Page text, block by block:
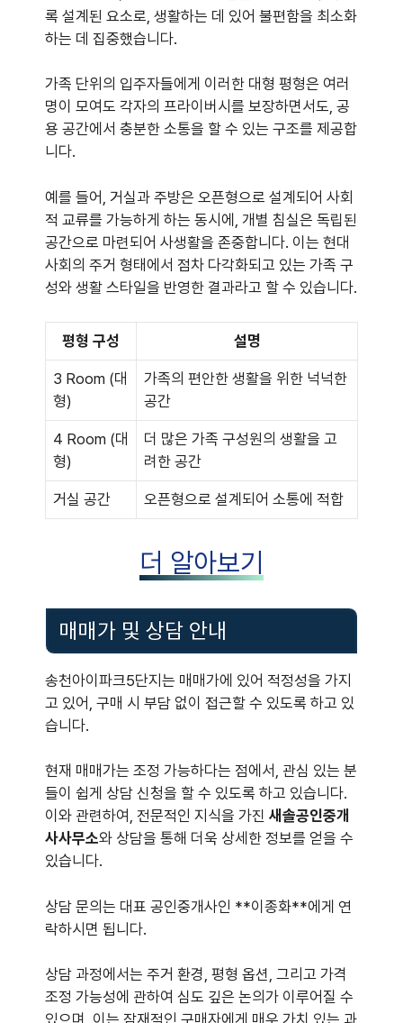
록 설계된 요소로, 생활하는 데 있어 불편함을 최소화
하는 데 집중했습니다.
가족 단위의 입주자들에게 이러한 대형 평형은 여러
명이 모여도 각자의 프라이버시를 보장하면서도, 공
용 공간에서 충분한 소통을 할 수 있는 구조를 제공합
니다.
예를 들어, 거실과 주방은 오픈형으로 설계되어 사회
적 교류를 가능하게 하는 동시에, 개별 침실은 독립된
공간으로 마련되어 사생활을 존중합니다. 이는 현대
사회의 주거 형태에서 점차 다각화되고 있는 가족 구
성와 생활 스타일을 반영한 결과라고 할 수 있습니다.
평형 구성 설명
3 Room (대
형)
가족의 편안한 생활을 위한 넉넉한
공간
4 Room (대
형)
더 많은 가족 구성원의 생활을 고
려한 공간
거실 공간 오픈형으로 설계되어 소통에 적합
더 알아보기
매매가 및 상담 안내
송천아이파크5단지는 매매가에 있어 적정성을 가지
고 있어, 구매 시 부담 없이 접근할 수 있도록 하고 있
습니다.
현재 매매가는 조정 가능하다는 점에서, 관심 있는 분
들이 쉽게 상담 신청을 할 수 있도록 하고 있습니다.
이와 관련하여, 전문적인 지식을 가진 새솔공인중개
사사무소와 상담을 통해 더욱 상세한 정보를 얻을 수
있습니다.
상담 문의는 대표 공인중개사인 **이종화**에게 연
락하시면 됩니다.
상담 과정에서는 주거 환경, 평형 옵션, 그리고 가격
조정 가능성에 관하여 심도 깊은 논의가 이루어질 수